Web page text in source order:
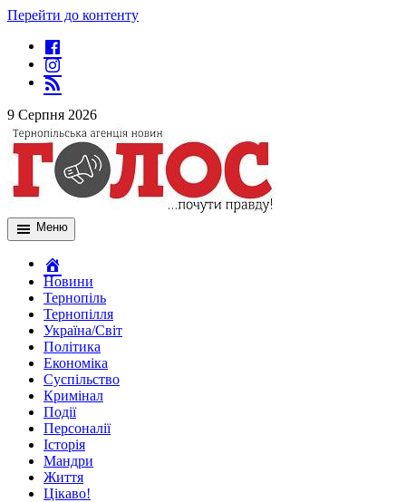
Перейти до контенту
9 Серпня 2026
Меню
Новини
Тернопіль
Тернопілля
Україна/Світ
Політика
Економіка
Суспільство
Кримінал
Події
Персоналії
Історія
Мандри
Життя
Цікаво!